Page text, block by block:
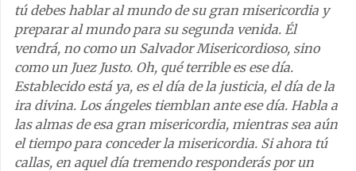
tú debes hablar al mundo de su gran misericordia y
preparar al mundo para su segunda venida. Él
vendrá, no como un Salvador Misericordioso, sino
como un Juez Justo. Oh, qué terrible es ese día.
Establecido está ya, es el día de la justicia, el día de la
ira divina. Los ángeles tiemblan ante ese día. Habla a
las almas de esa gran misericordia, mientras sea aún
el tiempo para conceder la misericordia. Si ahora tú
callas, en aquel día tremendo responderás por un